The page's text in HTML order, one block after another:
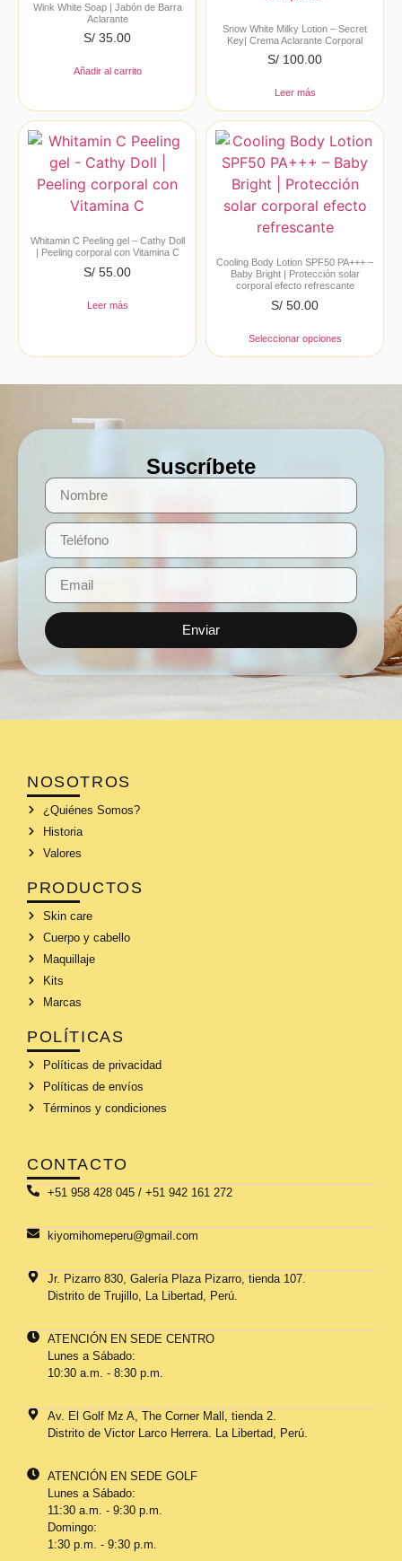
Wink White Soap | Jabón de Barra
Aclarante
S/ 35.00
Añadir al carrito
Snow White Milky Lotion – Secret
Key| Crema Aclarante Corporal
S/ 100.00
Leer más
Whitamin C Peeling gel – Cathy Doll
| Peeling corporal con Vitamina C
S/ 55.00
Leer más
Cooling Body Lotion SPF50 PA+++ –
Baby Bright | Protección solar
corporal efecto refrescante
S/ 50.00
Seleccionar opciones
Suscríbete
Enviar
NOSOTROS
¿Quiénes Somos?
Historia
Valores
PRODUCTOS
Skin care
Cuerpo y cabello
Maquillaje
Kits
Marcas
POLÍTICAS
Políticas de privacidad
Políticas de envíos
Términos y condiciones
CONTACTO
+51 958 428 045 / +51 942 161 272
kiyomihomeperu@gmail.com
Jr. Pizarro 830, Galería Plaza Pizarro, tienda 107.
Distrito de Trujillo, La Libertad, Perú.
ATENCIÓN EN SEDE CENTRO
Lunes a Sábado:
10:30 a.m. - 8:30 p.m.
Av. El Golf Mz A, The Corner Mall, tienda 2.
Distrito de Victor Larco Herrera. La Libertad, Perú.
ATENCIÓN EN SEDE GOLF
Lunes a Sábado:
11:30 a.m. - 9:30 p.m.
Domingo:
1:30 p.m. - 9:30 p.m.